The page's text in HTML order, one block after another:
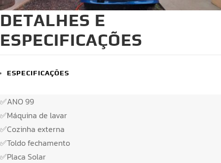
DETALHES E
ESPECIFICAÇÕES
ESPECIFICAÇÕES
✅ANO 99
✅Máquina de lavar
✅Cozinha externa
✅Toldo fechamento
✅Placa Solar